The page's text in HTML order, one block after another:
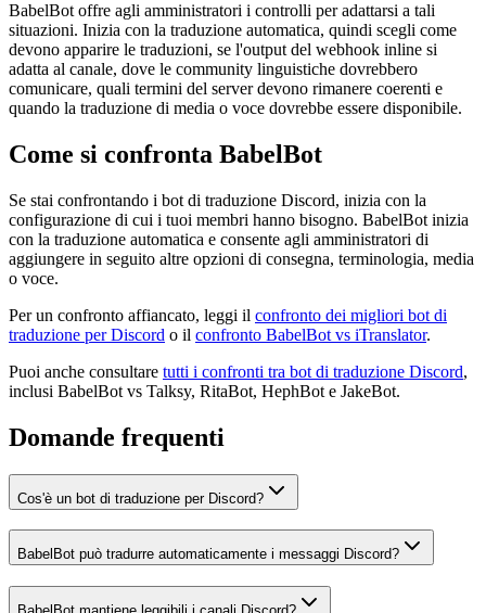
BabelBot offre agli amministratori i controlli per adattarsi a tali
situazioni. Inizia con la traduzione automatica, quindi scegli come
devono apparire le traduzioni, se l'output del webhook inline si
adatta al canale, dove le community linguistiche dovrebbero
comunicare, quali termini del server devono rimanere coerenti e
quando la traduzione di media o voce dovrebbe essere disponibile.
Come si confronta BabelBot
Se stai confrontando i bot di traduzione Discord, inizia con la
configurazione di cui i tuoi membri hanno bisogno. BabelBot inizia
con la traduzione automatica e consente agli amministratori di
aggiungere in seguito altre opzioni di consegna, terminologia, media
o voce.
Per un confronto affiancato, leggi il confronto dei migliori bot di
traduzione per Discord o il confronto BabelBot vs iTranslator.
Puoi anche consultare tutti i confronti tra bot di traduzione Discord,
inclusi BabelBot vs Talksy, RitaBot, HephBot e JakeBot.
Domande frequenti
Cos'è un bot di traduzione per Discord?
BabelBot può tradurre automaticamente i messaggi Discord?